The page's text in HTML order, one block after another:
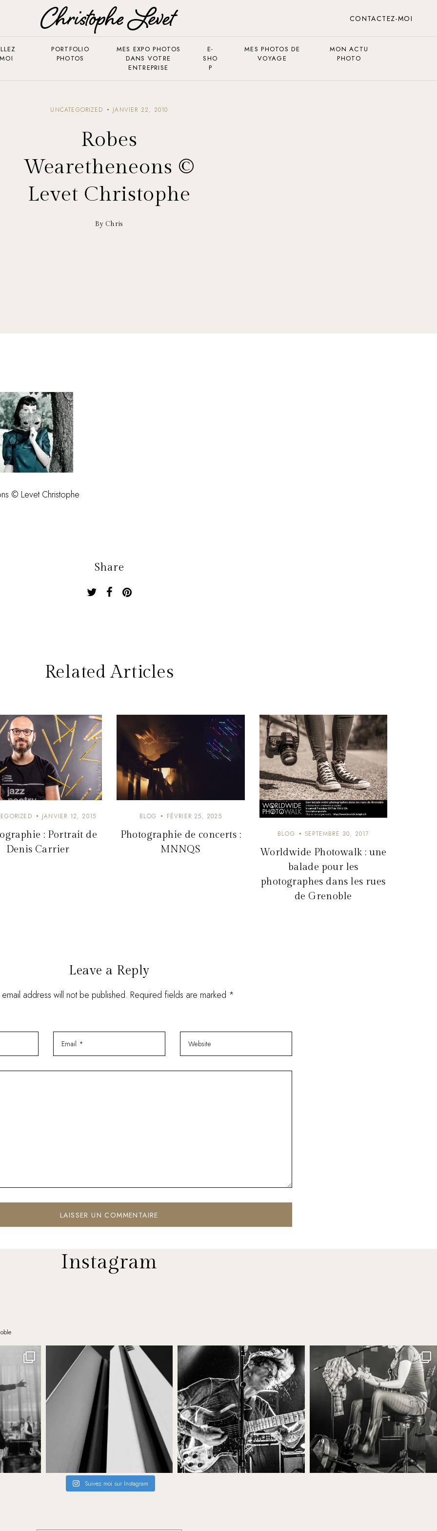
CONTACTEZ-MOI
PORTFOLIO
PHOTOS
MES EXPO PHOTOS
DANS VOTRE
ENTREPRISE
E-
SHO
P
MES PHOTOS DE
VOYAGE
MON ACTU
PHOTO
UNCATEGORIZED JANVIER 22, 2010
Robes
Wearetheneons ©
Levet Christophe
By Chris
© Levet Christophe
Share
Related Articles
JANVIER 12, 2015
: Portrait de
Denis Carrier
BLOG FÉVRIER 25, 2025
Photographie de concerts :
MNNQS
BLOG SEPTEMBRE 30, 2017
Worldwide Photowalk : une
balade pour les
photographes dans les rues
de Grenoble
Leave a Reply
email address will not be published. Required fields are marked *
Instagram
Suivez moi sur Instagram